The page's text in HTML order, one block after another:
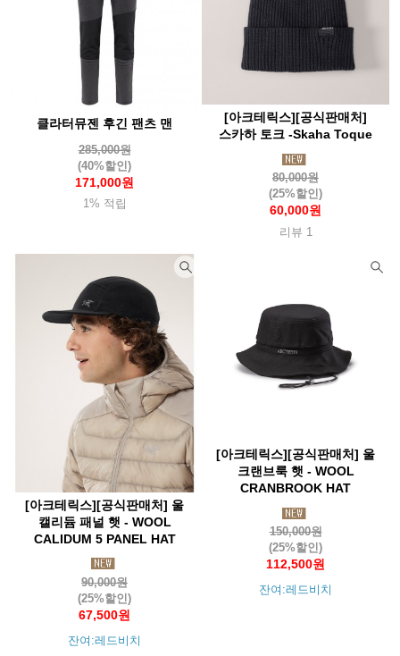
클라터뮤젠 후긴 팬츠 맨
285,000원
(40%할인)
171,000원
1% 적립
[아크테릭스][공식판매처]
스카하 토크 -Skaha Toque
80,000원
(25%할인)
60,000원
리뷰 1
[아크테릭스][공식판매처] 울
캘리듐 패널 햇 - WOOL
CALIDUM 5 PANEL HAT
90,000원
(25%할인)
67,500원
잔여:레드비치
[아크테릭스][공식판매처] 울
크랜브룩 햇 - WOOL
CRANBROOK HAT
150,000원
(25%할인)
112,500원
잔여:레드비치